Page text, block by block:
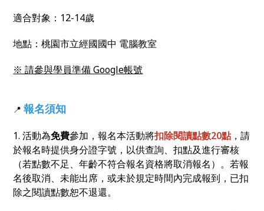
適合對象：12-14歲
地點：桃園市立經國國中 電腦教室
※ 請參與學員準備 Google帳號
📍 報名須知
1. 活動為免費參加，報名本活動將扣除閱讀點數20點，請
於報名時提供身分證字號，以供查詢、扣點及進行審核
（若點數不足、年齡不符合報名資格將取消報名）。若報
名後取消、未能出席，或未於規定時間內完成報到，已扣
除之閱讀點數恕不退還。